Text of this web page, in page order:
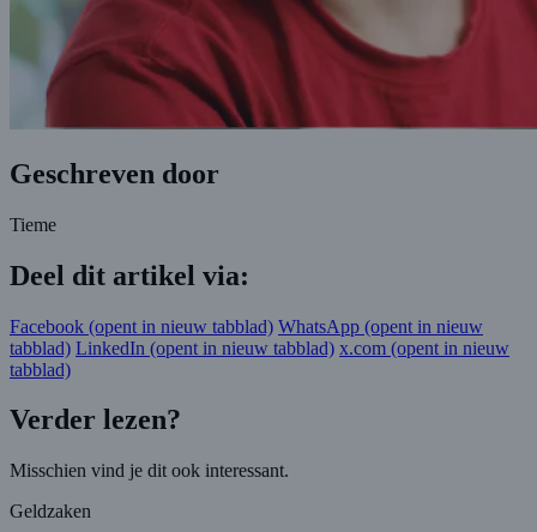
Geschreven door
Tieme
Deel dit artikel via:
Facebook (opent in nieuw tabblad) WhatsApp (opent in nieuw
tabblad) LinkedIn (opent in nieuw tabblad) x.com (opent in nieuw
tabblad)
Verder lezen?
Misschien vind je dit ook interessant.
Geldzaken